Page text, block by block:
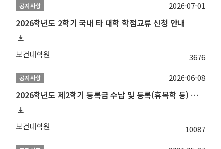
공지사항
2026학년도 2학기 국내 타 대학 학점교류 신청 안내
보건대학원 3676
2026-07-01
공지사항
2026학년도 제2학기 등록금 수납 및 등록(휴복학 등) 일정 안내
보건대학원 10087
2026-06-08